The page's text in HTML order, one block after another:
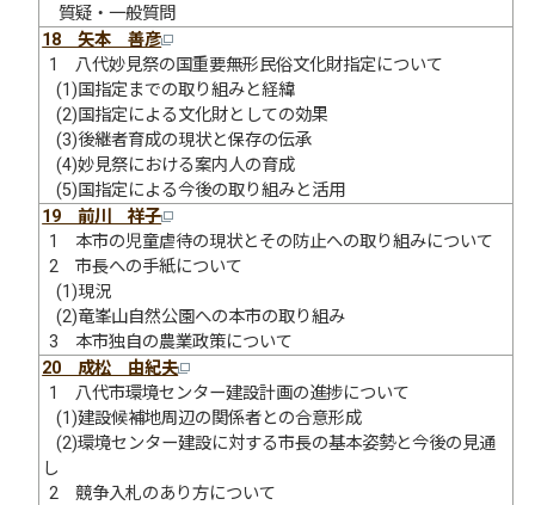
質疑・一般質問
18 矢本 善彦
1 八代妙見祭の国重要無形民俗文化財指定について
(1)国指定までの取り組みと経緯
(2)国指定による文化財としての効果
(3)後継者育成の現状と保存の伝承
(4)妙見祭における案内人の育成
(5)国指定による今後の取り組みと活用
19 前川 祥子
1 本市の児童虐待の現状とその防止への取り組みについて
2 市長への手紙について
(1)現況
(2)竜峯山自然公園への本市の取り組み
3 本市独自の農業政策について
20 成松 由紀夫
1 八代市環境センター建設計画の進捗について
(1)建設候補地周辺の関係者との合意形成
(2)環境センター建設に対する市長の基本姿勢と今後の見通
し
2 競争入札のあり方について